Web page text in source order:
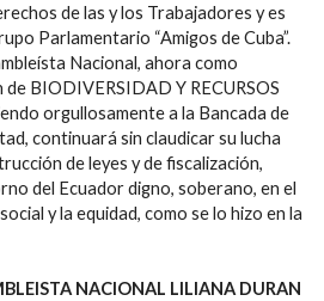
de las y los Trabajadores y es
Parlamentario “Amigos de Cuba”.
Nacional, ahora como
BIODIVERSIDAD Y RECURSOS
orgullosamente a la Bancada de
continuará sin claudicar su lucha
de leyes y de fiscalización,
del Ecuador digno, soberano, en el
y la equidad, como se lo hizo en la
NACIONAL LILIANA DURAN